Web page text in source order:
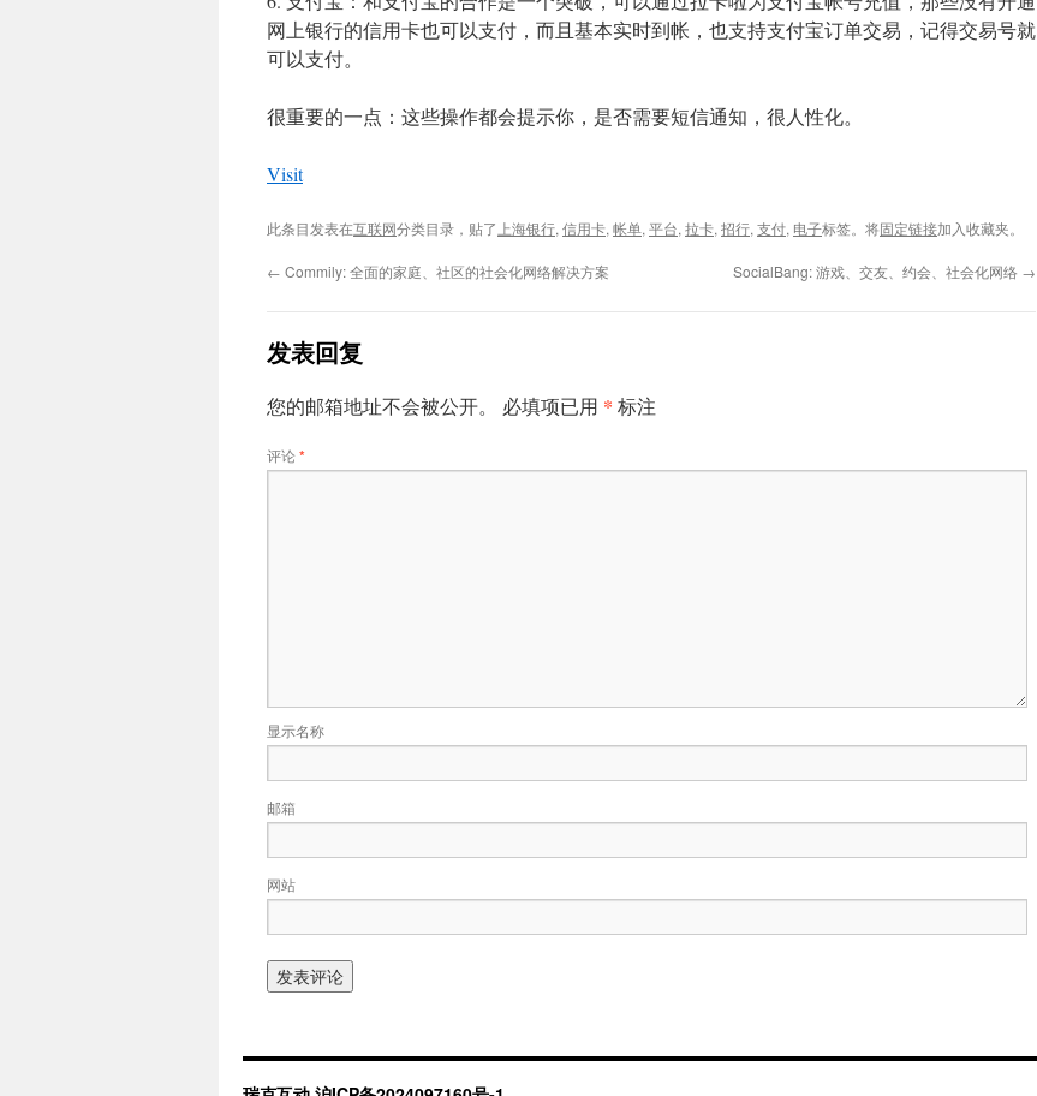
网上银行的信用卡也可以支付，而且基本实时到帐，也支持支付宝订单交易，记得交易号就
可以支付。
很重要的一点：这些操作都会提示你，是否需要短信通知，很人性化。
Visit
此条目发表在互联网分类目录，贴了 上海银行, 信用卡, 帐单, 平台, 拉卡, 招行, 支付, 电子标签。将固定链接加入收藏夹。
← Commily: 全面的家庭、社区的社会化网络解决方案 SocialBang: 游戏、交友、约会、社会化网络 →
发表回复
您的邮箱地址不会被公开。 必填项已用 * 标注
评论*
显示名称
邮箱
网站